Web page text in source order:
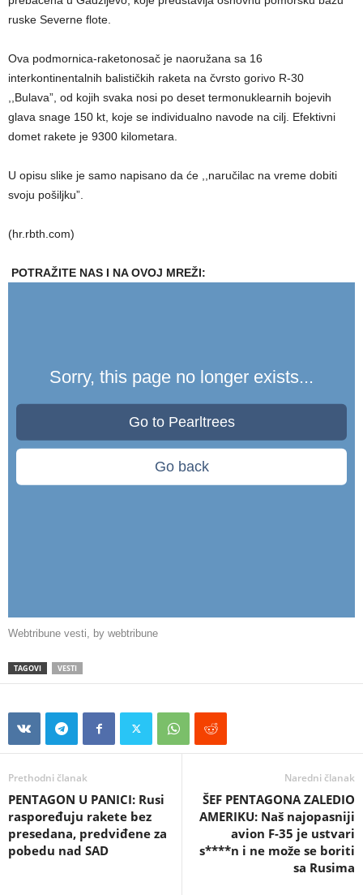
ruske Severne flote.
Ova podmornica-raketonosač je naoružana sa 16
interkontinentalnih balističkih raketa na čvrsto gorivo R-30
,,Bulava”, od kojih svaka nosi po deset termonuklearnih bojevih
glava snage 150 kt, koje se individualno navode na cilj. Efektivni
domet rakete je 9300 kilometara.
U opisu slike je samo napisano da će ,,naručilac na vreme dobiti
svoju pošiljku”.
(hr.rbth.com)
POTRAŽITE NAS I NA OVOJ MREŽI:
Webtribune vesti , by webtribune
TAGOVI VESTI
Prethodni članak
PENTAGON U PANICI: Rusi
raspoređuju rakete bez
presedana, predviđene za
pobedu nad SAD
Naredni članak
ŠEF PENTAGONA ZALEDIO
AMERIKU: Naš najopasniji
avion F-35 je ustvari
s****n i ne može se boriti
sa Rusima